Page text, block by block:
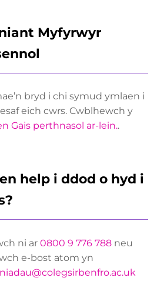
Myfyrwyr
bryd i chi symud ymlaen i
eich cwrs. Cwblhewch y
Gais perthnasol ar-lein..
help i ddod o hyd i
ni ar 0800 9 776 788 neu
e-bost atom yn